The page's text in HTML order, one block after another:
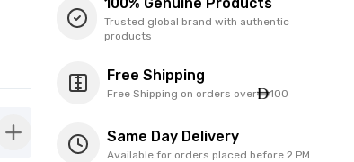
button-plus
Trusted global brand with authentic
products
Free Shipping
Free Shipping on orders over 100
Same Day Delivery
Available for orders placed before 2 PM